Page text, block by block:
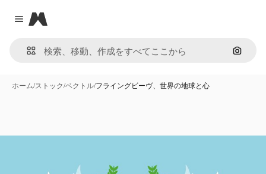
Close menu
Magnific
画像で
ホーム/ストック/ベクトル/フライングビーヴ、世界の地球と心